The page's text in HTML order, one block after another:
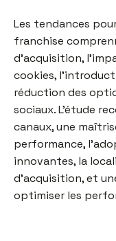
Les tendances
franchise
d'acquisition,
cookies,
réduction des
sociaux. L'étude
canaux, une
performance,
innovantes, la
d'acquisition, et
optimiser les